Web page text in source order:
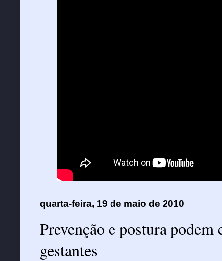
quarta-feira, 19 de maio de 2010
Prevenção e postura
gestantes